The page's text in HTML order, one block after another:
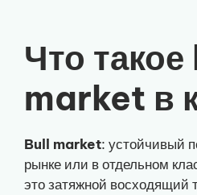
Что
market в
Bull market: устойчивый
рынке или в отдельном
это затяжной восходящий